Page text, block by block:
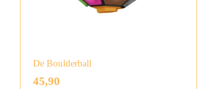
De Boulderball
45,90